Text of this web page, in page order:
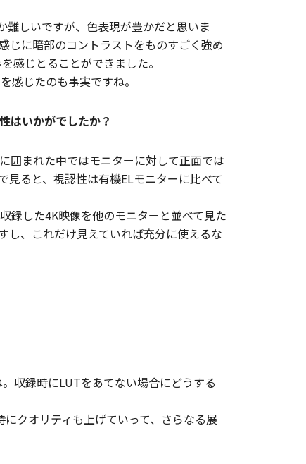
しいですが、色表現が豊かだと思いま
じに暗部のコントラストをものすごく強め
感じとることができました。
感じたのも事実ですね。
はいかがでしたか？
囲まれた中ではモニターに対して正面では
見ると、視認性は有機ELモニターに比べて
録した4K映像を他のモニターと並べて見た
し、これだけ見えていれば充分に使えるな
収録時にLUTをあてない場合にどうする
クオリティも上げていって、さらなる展